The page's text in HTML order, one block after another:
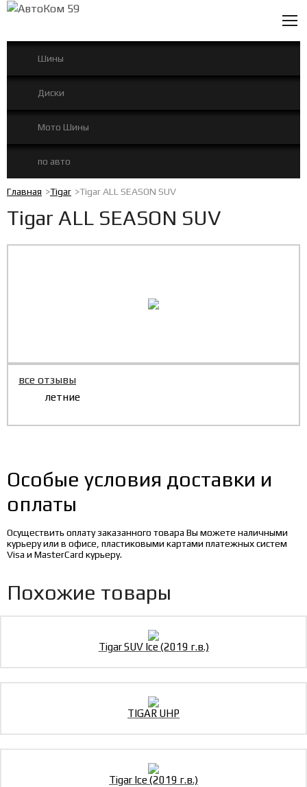
Шины
Диски
Мото Шины
по авто
Главная Tigar Tigar ALL SEASON SUV
Tigar ALL SEASON SUV
все отзывы
летние
Особые условия доставки и
оплаты
Осуществить оплату заказанного товара Вы можете наличными
курьеру или в офисе, пластиковыми картами платежных систем
Visa и MasterCard курьеру.
Похожие товары
Tigar SUV Ice (2019 г.в.)
TIGAR UHP
Tigar Ice (2019 г.в.)